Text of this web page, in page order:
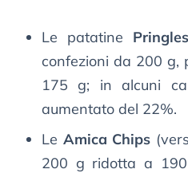
Le patatine
confezioni da 200
175 g; in alcuni
aumentato del 22%.
Le Amica Chips
200 g ridotta a